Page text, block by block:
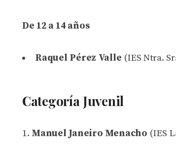
De 12 a 14 años
Raquel Pérez Valle (IES Ntra.
Categoría Juvenil
Manuel Janeiro Menacho (IES